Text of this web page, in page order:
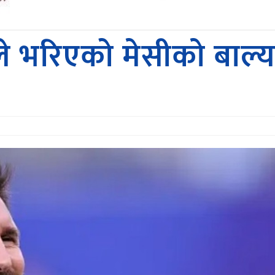
भरिएको मेसीकाे